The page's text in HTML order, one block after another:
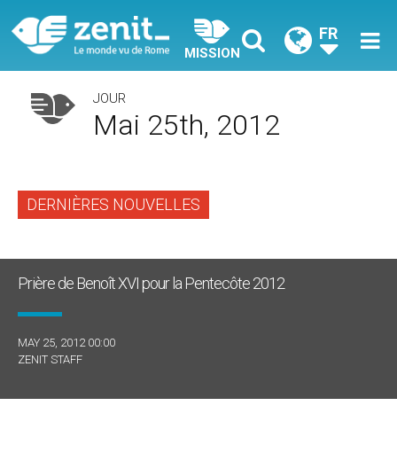
MISSION
FR
JOUR
Mai 25th, 2012
DERNIÈRES NOUVELLES
Prière de Benoît XVI pour la Pentecôte 2012
MAY 25, 2012 00:00
ZENIT STAFF